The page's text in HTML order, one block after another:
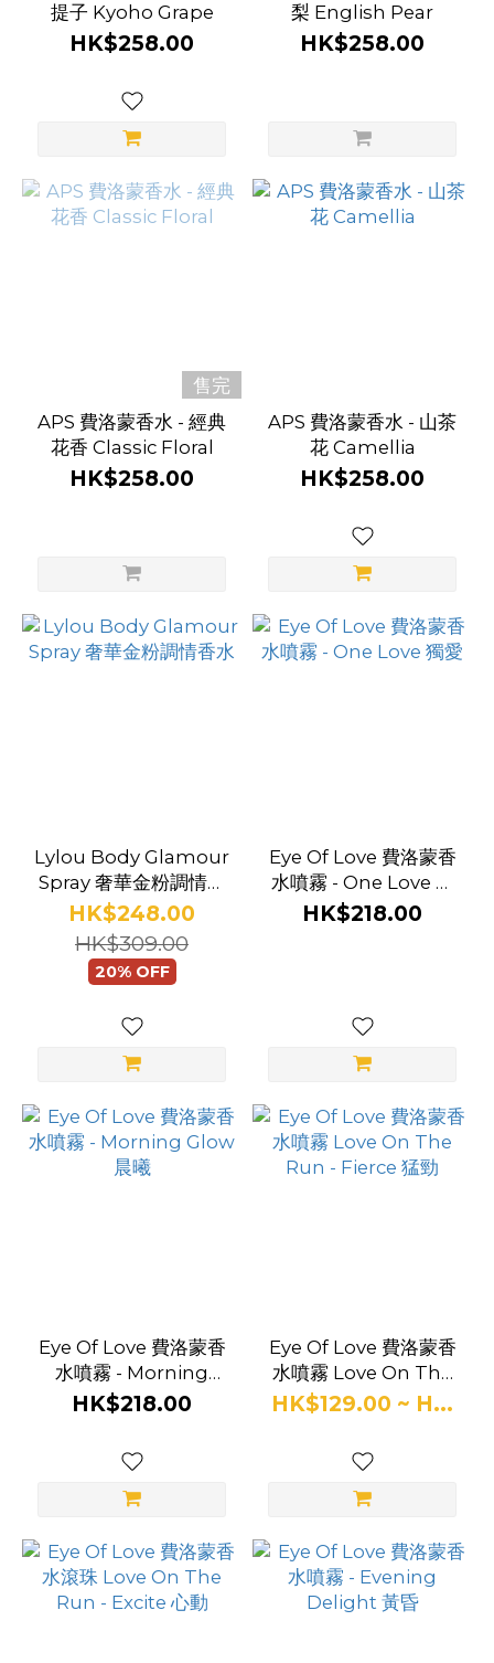
提子 Kyoho Grape
HK$258.00
梨 English Pear
HK$258.00
售完
APS 費洛蒙香水 - 經典
花香 Classic Floral
HK$258.00
APS 費洛蒙香水 - 山茶
花 Camellia
HK$258.00
Lylou Body Glamour
Spray 奢華金粉調情香
水
HK$248.00
HK$309.00
20% OFF
Eye Of Love 費洛蒙香
水噴霧 - One Love 獨
愛
HK$218.00
Eye Of Love 費洛蒙香
水噴霧 - Morning
Glow 晨曦
HK$218.00
Eye Of Love 費洛蒙香
水噴霧 Love On The
Run - Fierce 猛勁
HK$129.00 ~ H...